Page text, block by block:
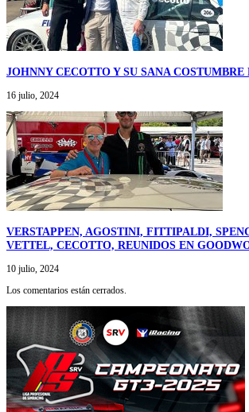
JOHNNY CECOTTO Y SU SANA COSTUMBRE
16 julio, 2024
VERSTAPPEN, AGOSTINI, FITTIPALDI,
VETTEL, CECOTTO, REUNIDOS EN
10 julio, 2024
Los comentarios están cerrados.